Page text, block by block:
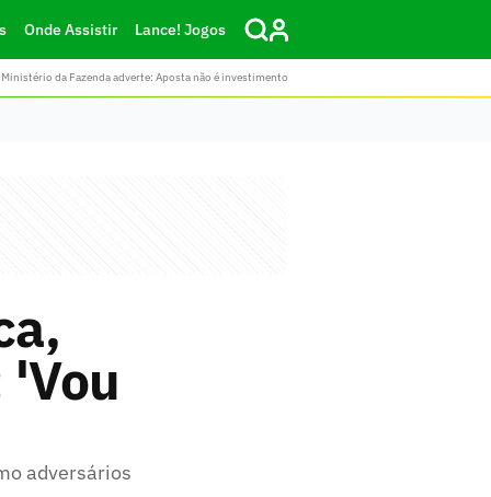
Onde Assistir Lance! Jogos
da Fazenda adverte: Aposta não é investimento
adversários